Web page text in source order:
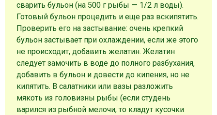
сварить бульон (на 500 г рыбы — 1/2 л воды).
Готовый бульон процедить и еще раз вскипятить.
Проверить его на застывание: очень крепкий
бульон застывает при охлаждении, если же этого
не происходит, добавить желатин. Желатин
следует замочить в воде до полного разбухания,
добавить в бульон и довести до кипения, но не
кипятить. В салатники или вазы разложить
мякоть из головизны рыбы (если студень
варился из рыбной мелочи, то кладут кусочки